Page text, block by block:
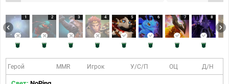
1 2 3 4 5 6 7 8
Герой MMR Игрок У/С/П ОЦ Д/Н